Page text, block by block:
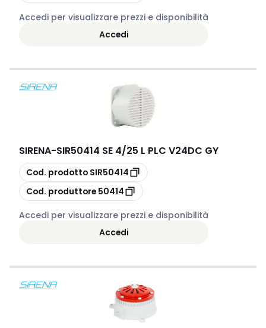
Accedi per visualizzare prezzi e disponibilità
Accedi
SIRENA-SIR50414 SE 4/25 L PLC V24DC GY
copia
Cod. prodotto SIR50414
copia
Cod. produttore 50414
Accedi per visualizzare prezzi e disponibilità
Accedi